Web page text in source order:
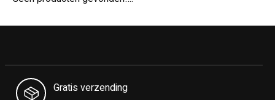
Gratis verzending